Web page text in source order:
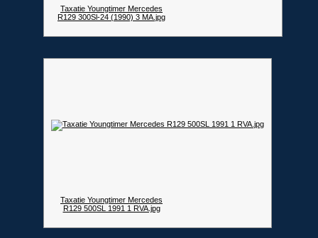
Taxatie Youngtimer Mercedes
R129 300Sl-24 (1990) 3 MA.jpg
Taxatie Youngtimer Mercedes
R129 500SL 1991 1 RVA.jpg